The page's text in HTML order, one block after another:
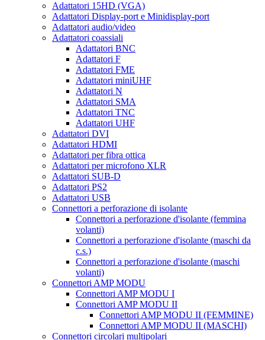
Adattatori 15HD (VGA)
Adattatori Display-port e Minidisplay-port
Adattatori audio/video
Adattatori coassiali
Adattatori BNC
Adattatori F
Adattatori FME
Adattatori miniUHF
Adattatori N
Adattatori SMA
Adattatori TNC
Adattatori UHF
Adattatori DVI
Adattatori HDMI
Adattatori per fibra ottica
Adattatori per microfono XLR
Adattatori SUB-D
Adattatori PS2
Adattatori USB
Connettori a perforazione di isolante
Connettori a perforazione d'isolante (femmina
volanti)
Connettori a perforazione d'isolante (maschi da
c.s.)
Connettori a perforazione d'isolante (maschi
volanti)
Connettori AMP MODU
Connettori AMP MODU I
Connettori AMP MODU II
Connettori AMP MODU II (FEMMINE)
Connettori AMP MODU II (MASCHI)
Connettori circolari multipolari